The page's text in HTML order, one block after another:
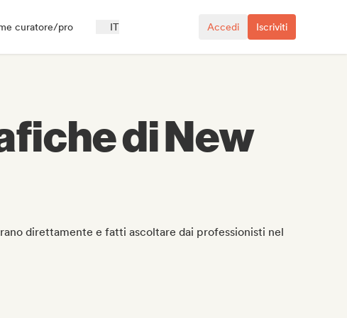
curatore/pro IT Accedi Iscriviti
di New
direttamente e fatti ascoltare dai professionisti nel